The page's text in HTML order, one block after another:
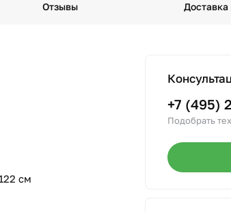
Отзывы
см
+7 (495)
Подобрать